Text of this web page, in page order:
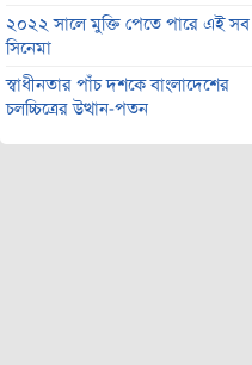
২০২২ সালে মুক্তি পেতে পারে এই সব
সিনেমা
স্বাধীনতার পাঁচ দশকে বাংলাদেশের
চলচ্চিত্রের উত্থান-পতন